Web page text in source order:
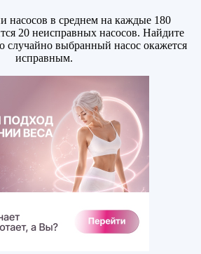
насосов в среднем на каждые 180
20 неисправных насосов. Найдите
случайно выбранный насос окажется
исправным.